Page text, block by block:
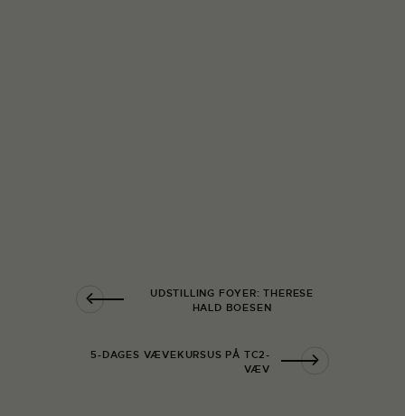
UDSTILLING FOYER: THERESE
HALD BOESEN
5-DAGES VÆVEKURSUS PÅ TC2-
VÆV